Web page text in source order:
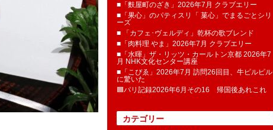
■「麩屋町のざき」2026年7月 クラブエリー
■「果心」のパティスリ「 菓​心」でまるごとシリ
ーズ
■ 「カフェ･ヴェルディ」乾杯の歌ブレンド
■「肉料理 やま」2026年7月 クラブエリー
■「水暉」ザ・リッツ・カールトン京都 2026年7
月 NHK文化センター講座
■「こぴゑ」2026年7月 訪問26回目、牛ピルピル
に驚いた
🟦パリ記録2026年6月その16 帰国後あれこれ
カテゴリー